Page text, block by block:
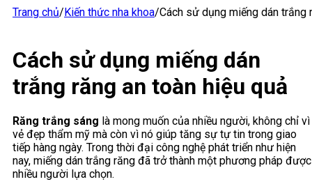
Trang chủ/Kiến thức nha khoa/Cách sử dụng miếng dán trắng
Cách sử dụng miếng dán
trắng răng an toàn hiệu quả
Răng trắng sáng là mong muốn của nhiều người, không chỉ vì
vẻ đẹp thẩm mỹ mà còn vì nó giúp tăng sự tự tin trong giao
tiếp hàng ngày. Trong thời đại công nghệ phát triển như hiện
nay, miếng dán trắng răng đã trở thành một phương pháp được
nhiều người lựa chọn.